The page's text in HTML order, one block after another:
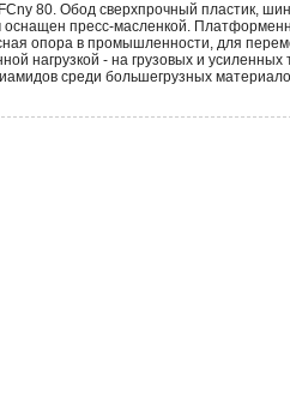
80. Обод сверхпрочный пластик,
пресс-масленкой.
опора в промышленности, для
нагрузкой - на грузовых и
среди большегрузных